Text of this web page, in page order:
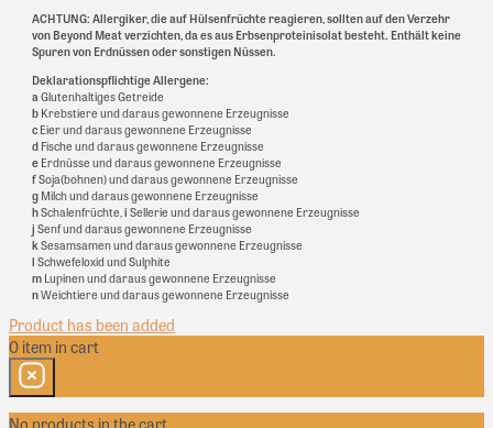
ACHTUNG: Allergiker, die auf Hülsenfrüchte reagieren, sollten auf den Verzehr
von Beyond Meat verzichten, da es aus Erbsenproteinisolat besteht. Enthält keine
Spuren von Erdnüssen oder sonstigen Nüssen.
Deklarationspflichtige Allergene:
a Glutenhaltiges Getreide
b Krebstiere und daraus gewonnene Erzeugnisse
c Eier und daraus gewonnene Erzeugnisse
d Fische und daraus gewonnene Erzeugnisse
e Erdnüsse und daraus gewonnene Erzeugnisse
fSoja(bohnen) und daraus gewonnene Erzeugnisse
g Milch und daraus gewonnene Erzeugnisse
hSchalenfrüchte, i Sellerie und daraus gewonnene Erzeugnisse
j Senf und daraus gewonnene Erzeugnisse
k Sesamsamen und daraus gewonnene Erzeugnisse
l Schwefeloxid und Sulphite
m Lupinen und daraus gewonnene Erzeugnisse
nWeichtiere und daraus gewonnene Erzeugnisse
Product has been added
0 item in cart